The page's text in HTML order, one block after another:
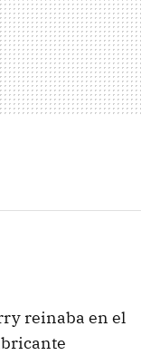
reinaba en el